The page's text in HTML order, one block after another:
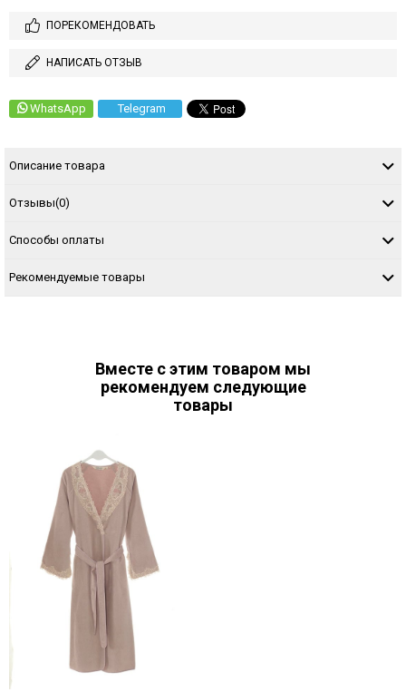
ПОРЕКОМЕНДОВАТЬ
НАПИСАТЬ ОТЗЫВ
WhatsApp Telegram
Описание товара
Отзывы(0)
Способы оплаты
Рекомендуемые товары
Вместе с этим товаром мы
рекомендуем следующие
товары